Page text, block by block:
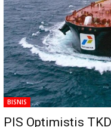
BISNIS
PIS Optimistis